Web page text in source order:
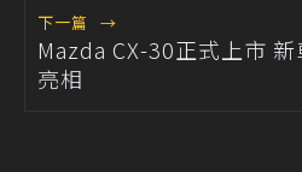
下一篇 →
Mazda CX-30正式上市
亮相